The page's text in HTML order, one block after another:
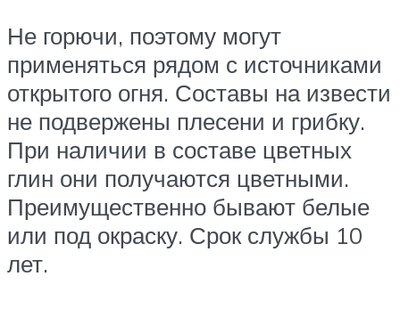
Не горючи, поэтому могут
применяться рядом с источниками
открытого огня. Составы на извести
не подвержены плесени и грибку.
При наличии в составе цветных
глин они получаются цветными.
Преимущественно бывают белые
или под окраску. Срок службы 10
лет.